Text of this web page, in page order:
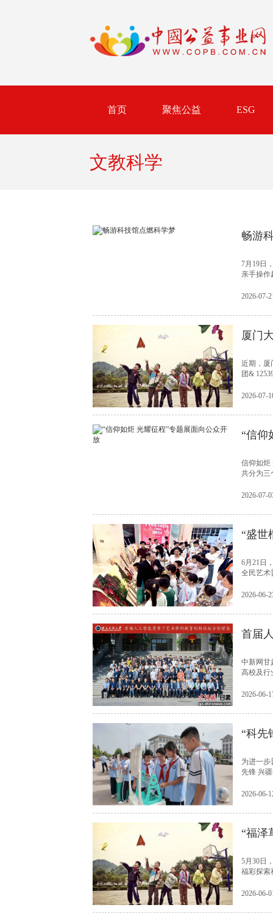
首页 聚焦公益 ESG
文教科学
畅游
7月19日
亲手操作
2026-07-
厦门
近期，厦
团&
2026-07-
“信仰
信仰如炬
共分为三
2026-07-
“盛世
6月21日
全民艺术
2026-06-
首届
中新网甘
高校及行
2026-06-
“科先
为进一步
先锋 兴
2026-06-
“福泽
5月30日
福彩探索
2026-06-